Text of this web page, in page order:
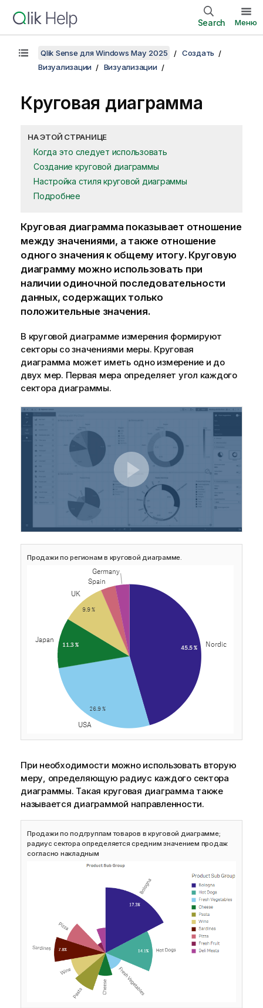
Search Меню
Qlik Sense для Windows May 2025
Создать
Визуализации
Визуализации
Круговая диаграмма
НА ЭТОЙ СТРАНИЦЕ
Когда это следует использовать
Создание круговой диаграммы
Настройка стиля круговой диаграммы
Подробнее
Круговая диаграмма показывает отношение
между значениями, а также отношение
одного значения к общему итогу. Круговую
диаграмму можно использовать при
наличии одиночной последовательности
данных, содержащих только
положительные значения.
В круговой диаграмме измерения формируют
секторы со значениями меры. Круговая
диаграмма может иметь одно измерение и до
двух мер. Первая мера определяет угол каждого
сектора диаграммы.
Продажи по регионам в круговой диаграмме.
При необходимости можно использовать вторую
меру, определяющую радиус каждого сектора
диаграммы. Такая круговая диаграмма также
называется диаграммой направленности.
Продажи по подгруппам товаров в круговой диаграмме;
радиус сектора определяется средним значением продаж
согласно накладным